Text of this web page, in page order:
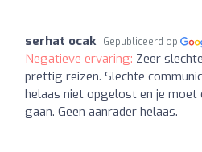
serhat ocak Gepubliceerd op
Negatieve ervaring: Zeer
prettig reizen. Slechte
helaas niet opgelost en je
gaan. Geen aanrader helaas.